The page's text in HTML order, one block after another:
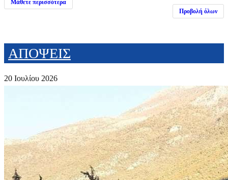
Μάθετε περισσότερα
Προβολή όλων
ΑΠΟΨΕΙΣ
20 Ιουλίου 2026